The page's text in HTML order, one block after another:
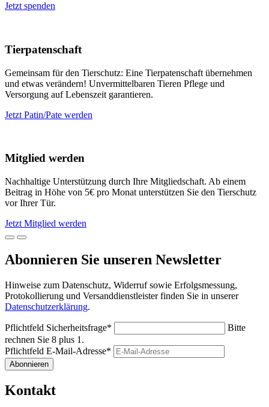
Jetzt spenden
Tierpatenschaft
Gemeinsam für den Tierschutz: Eine Tierpatenschaft übernehmen
und etwas verändern! Unvermittelbaren Tieren Pflege und
Versorgung auf Lebenszeit garantieren.
Jetzt Patin/Pate werden
Mitglied werden
Nachhaltige Unterstützung durch Ihre Mitgliedschaft. Ab einem
Beitrag in Höhe von 5€ pro Monat unterstützen Sie den Tierschutz
vor Ihrer Tür.
Jetzt Mitglied werden
Abonnieren Sie unseren Newsletter
Hinweise zum Datenschutz, Widerruf sowie Erfolgsmessung,
Protokollierung und Versanddienstleister finden Sie in unserer
Datenschutzerklärung.
Pflichtfeld Sicherheitsfrage*
Bitte
rechnen Sie 8 plus 1.
Pflichtfeld E-Mail-Adresse*
Abonnieren
Kontakt